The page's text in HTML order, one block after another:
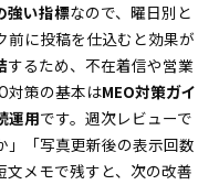
強い指標なので、曜日別と
前に投稿を仕込むと効果が
するため、不在着信や営業
対策の基本はMEO対策ガイ
運用です。週次レビューで
」「写真更新後の表示回数
メモで残すと、次の改善